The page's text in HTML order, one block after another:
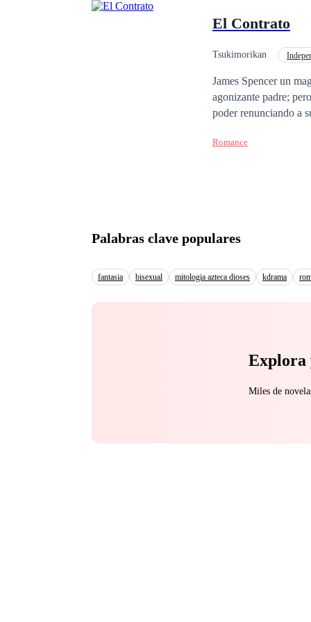
El Contrato
Tsukimorikan
James Spencer un
agonizante padre;
poder renunciando a
chica que quiere
Romance
Palabras clave populares
fantasia bisexual mitologia azteca dioses kdrama
Explora
Miles de